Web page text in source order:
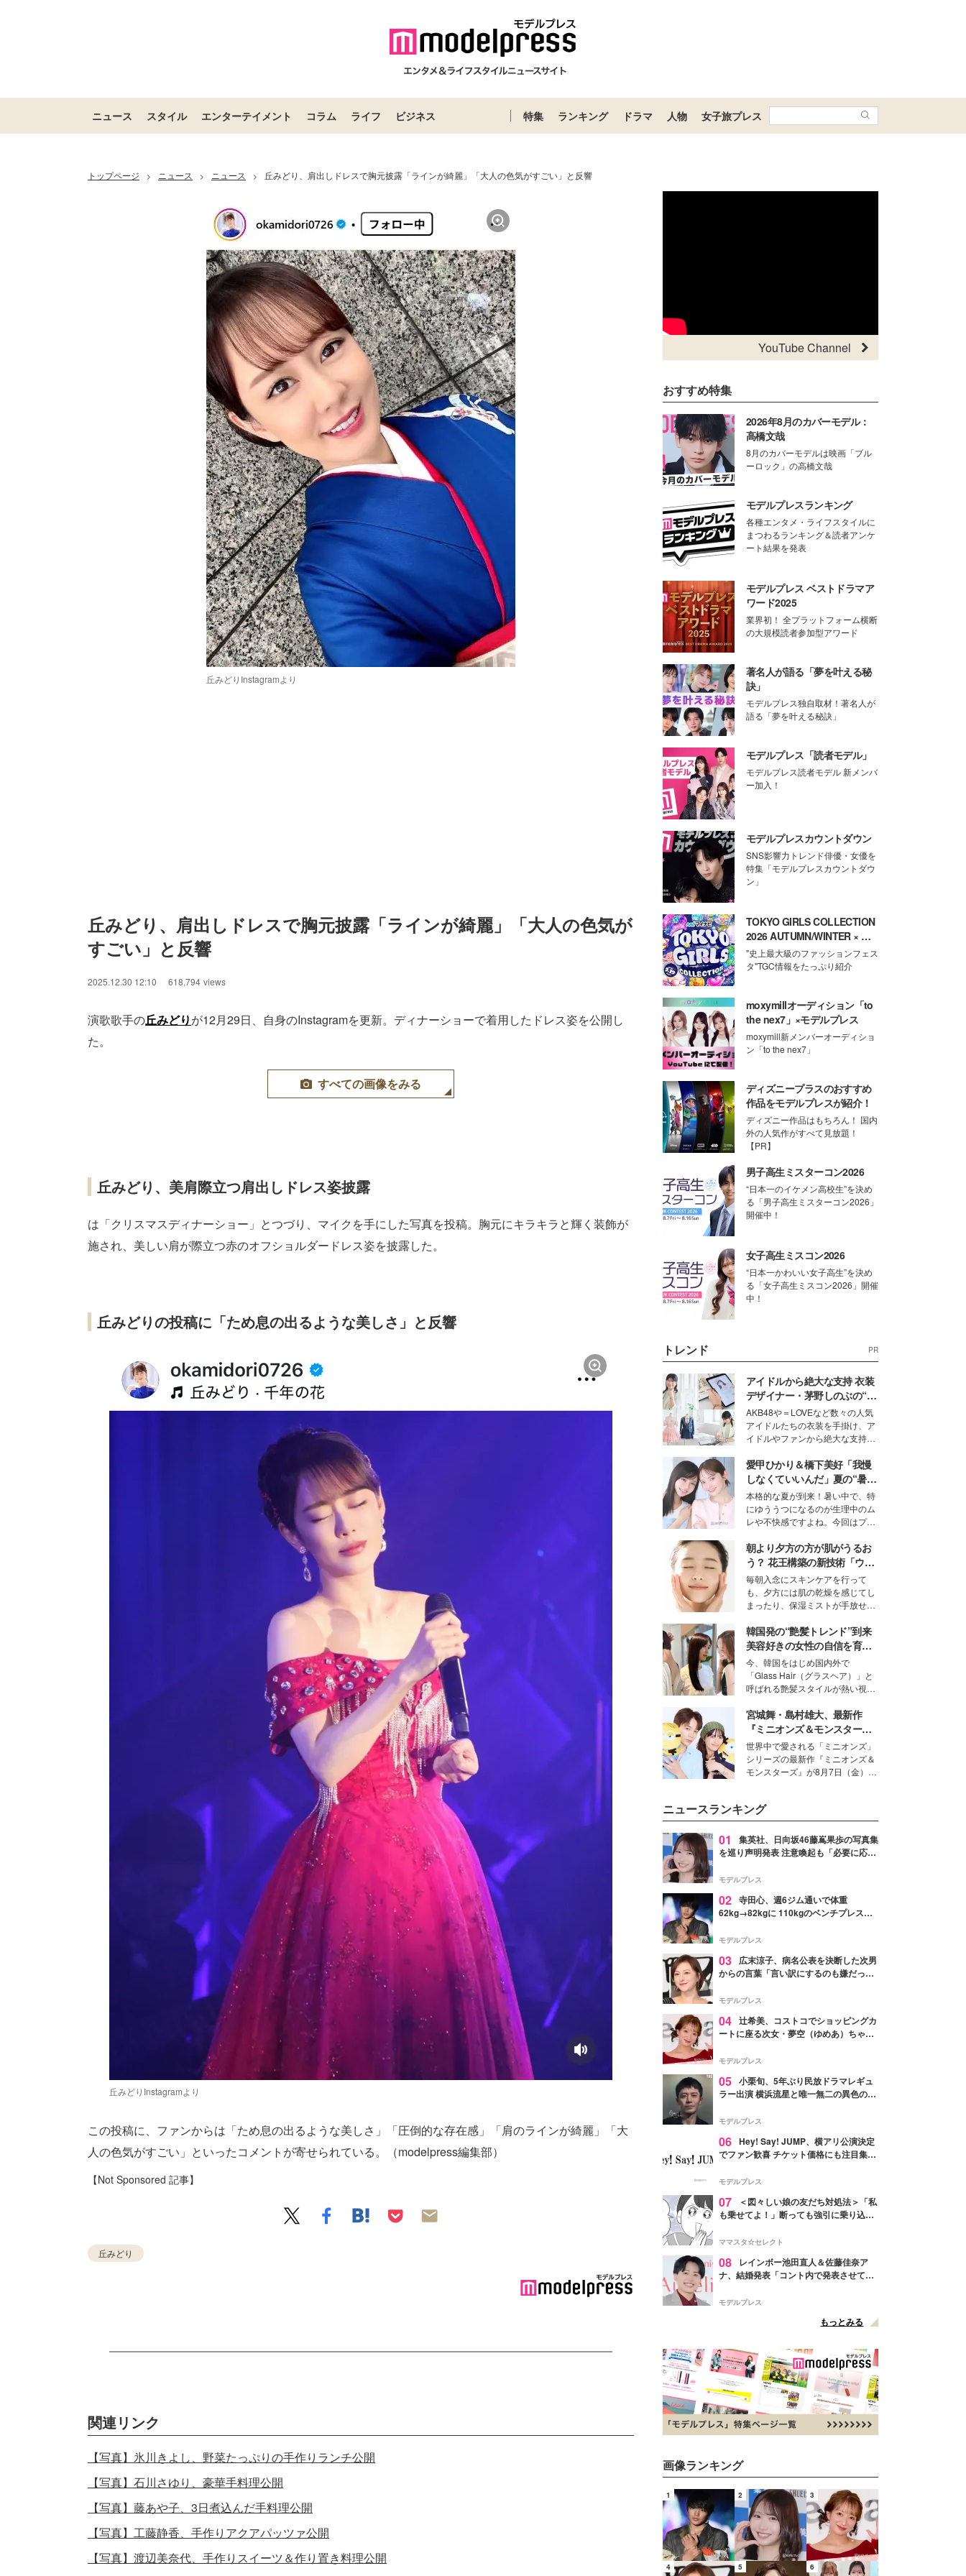
ニュース スタイル エンターテイメント コラム ライフ ビジネス 特集 ランキング ドラマ 人物 女子旅プレス
トップページ > ニュース > ニュース > 丘みどり、肩出しドレスで胸元披露「ラインが綺麗」「大人の色気がすごい」と反響
丘みどりInstagramより
丘みどり、肩出しドレスで胸元披露「ラインが綺麗」「大人の色気が
すごい」と反響
2025.12.30 12:10 618,794 views
演歌歌手の丘みどりが12月29日、自身のInstagramを更新。ディナーショーで着用したドレス姿を公開し
た。
すべての画像をみる
丘みどり、美肩際立つ肩出しドレス姿披露
は「クリスマスディナーショー」とつづり、マイクを手にした写真を投稿。胸元にキラキラと輝く装飾が
施され、美しい肩が際立つ赤のオフショルダードレス姿を披露した。
丘みどりの投稿に「ため息の出るような美しさ」と反響
丘みどりInstagramより
この投稿に、ファンからは「ため息の出るような美しさ」「圧倒的な存在感」「肩のラインが綺麗」「大
人の色気がすごい」といったコメントが寄せられている。（modelpress編集部）
【Not Sponsored 記事】
丘みどり
関連リンク
【写真】氷川きよし、野菜たっぷりの手作りランチ公開
【写真】石川さゆり、豪華手料理公開
【写真】藤あや子、3日煮込んだ手料理公開
【写真】工藤静香、手作りアクアパッツァ公開
【写真】渡辺美奈代、手作りスイーツ＆作り置き料理公開
YouTube Channel
おすすめ特集
2026年8月のカバーモデル：
高橋文哉
8月のカバーモデルは映画「ブル
ーロック」の高橋文哉
モデルプレスランキング
各種エンタメ・ライフスタイルに
まつわるランキング＆読者アンケ
ート結果を発表
モデルプレス ベストドラマア
ワード2025
業界初！ 全プラットフォーム横断
の大規模読者参加型アワード
著名人が語る「夢を叶える秘
訣」
モデルプレス独自取材！著名人が
語る「夢を叶える秘訣」
モデルプレス「読者モデル」
モデルプレス読者モデル 新メンバ
ー加入！
モデルプレスカウントダウン
SNS影響力トレンド俳優・女優を
特集「モデルプレスカウントダウ
ン」
TOKYO GIRLS COLLECTION
2026 AUTUMN/WINTER × モ
デルプレス
"史上最大級のファッションフェス
タ"TGC情報をたっぷり紹介
moxymillオーディション「to
the nex7」×モデルプレス
moxymill新メンバーオーディショ
ン「to the nex7」
ディズニープラスのおすすめ
作品をモデルプレスが紹介！
ディズニー作品はもちろん！ 国内
外の人気作がすべて見放題！
【PR】
男子高生ミスターコン2026
“日本一のイケメン高校生”を決め
る「男子高生ミスターコン2026」
開催中！
女子高生ミスコン2026
“日本一かわいい女子高生”を決め
る「女子高生ミスコン2026」開催
中！
トレンド PR
アイドルから絶大な支持 衣装
デザイナー・茅野しのぶの“可
愛い”を作る美学＜「シチズン
クロスシー」インタビュー＞
AKB48や＝LOVEなど数々の人気
アイドルたちの衣装を手掛け、ア
イドルやファンから絶大な支持を
取締役兼クリエイティブディレク
ター・茅野しのぶ。一人ひとりの
個性に寄り添い、魅力を引き出す
衣装作りは、多くの女性たちに勇
気と自信を与え続けている。
愛甲ひかり＆橋下美好「我慢
しなくていいんだ」夏の“暑さ
対策”の新しい選択肢とは？
本格的な夏が到来！暑い中で、特
にゆううつになるのが生理中のム
レや不快感ですよね。今回はプラ
モデル・愛甲ひかりさんと橋下美
好さんを迎えて本音で女子会トー
ク。猛暑のお出かけを快適に過ご
すヒントや、2人が感動した夏の
生理の新常識にも迫りました。
朝より夕方の方が肌がうるお
う？ 花王構築の新技術「ウォ
ーターキャプチャリングスキ
ン（捕水肌）」がスキンケア
の常識を変える予感
毎朝入念にスキンケアを行って
も、夕方には肌の乾燥を感じてし
まったり、保湿ミストが手放せな
な美容の常識を大きく変える可能
性を秘めた、革新的な「Water
Capturing Skin（ウォーターキャ
プチャリングスキン：捕水肌）」
技術を、花王が構築した。
韓国発の“艶髪トレンド”到来
美容好きの女性の自信を育む
「ヘアケア事情」って？
今、韓国をはじめ国内外で
「Glass Hair（グラスヘア）」と
呼ばれる艶髪スタイルが熱い視線
ションの完成度を高めるベースと
して、“髪そのものの美しさ”に改
めて注目する人が増えている様
子。今回は、そんな憧れの艶やか
な髪を日常で叶える、美容好きの
女性たちのヘアケア事情を紹介し
宮城舞・島村雄大、最新作
『ミニオンズ＆モンスター
ズ』の魅力熱弁 ハチャメチャ
だけじゃない“友情と絆”に感
動
世界中で愛される「ミニオンズ」
シリーズの最新作『ミニオンズ＆
モンスターズ』が8月7日（金）に
デルの宮城舞と島村雄大の特別対
談をお届け！それぞれの視点か
ら、今作ならではの魅力や予想外
の感動をもたらす奥深いストーリ
た。
ニュースランキング
01
集英社、日向坂46藤嶌果歩の写真集
を巡り声明発表 注意喚起も「必要に応じ
モデルプレス
02 寺田心、週6ジム通いで体重
62kg→82kgに 110kgのベンチプレス持
「かっこいい」と反響
モデルプレス
03
広末涼子、病名公表を決断した次男
からの言葉「言い訳にするのも嫌だっ
モデルプレス
04 辻希美、コストコでショッピングカ
ートに座る次女・夢空（ゆめあ）ちゃん
ぎ」「成長を感じる」の声
モデルプレス
05 小栗旬、5年ぶり民放ドラマレギュ
ラー出演 横浜流星と唯一無二の異色のバ
モデルプレス
06 Hey! Say! JUMP、横アリ公演決定
でファン歓喜 チケット価格にも注目集ま
モデルプレス
07
＜図々しい娘の友だち対処法＞「私
も乗せてよ！」断っても強引に乗り込ん
ママスタ☆セレクト
08
レインボー池田直人＆佐藤佳奈ア
ナ、結婚発表「コント内で発表させてい
点変更のため
モデルプレス
もっとみる
画像ランキング
1 2 3
4 5 6